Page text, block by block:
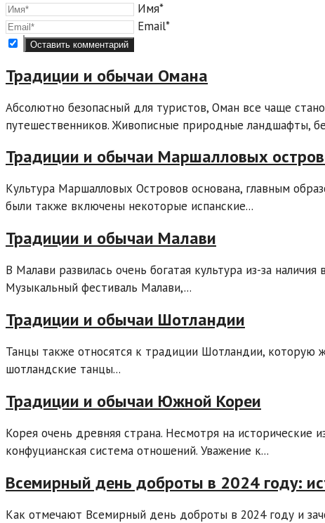
Имя*
Email*
Традиции и обычаи Омана
Абсолютно безопасный для туристов, Оман все чаще
путешественников. Живописные природные ландшафты,
Традиции и обычаи Маршалловых
Культура Маршалловых Островов основана, главным
были также включены некоторые испанские...
Традиции и обычаи Малави
В Малави развилась очень богатая культура из-за
Музыкальный фестиваль Малави,...
Традиции и обычаи Шотландии
Танцы также относятся к традиции Шотландии, которую
шотландские танцы...
Традиции и обычаи Южной Кореи
Корея очень древняя страна. Несмотря на исторические
конфуцианская система отношений. Уважение к...
Всемирный день доброты в 2024 году:
Как отмечают Всемирный день доброты в 2024 году и